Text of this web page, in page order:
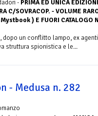
- PRIMA ED UNICA
C/SOVRACOP. - VOLUME
) E FUORI CATALOGO
dopo un conflitto lampo, ex
struttura spionistica e le...
- Medusa n. 282